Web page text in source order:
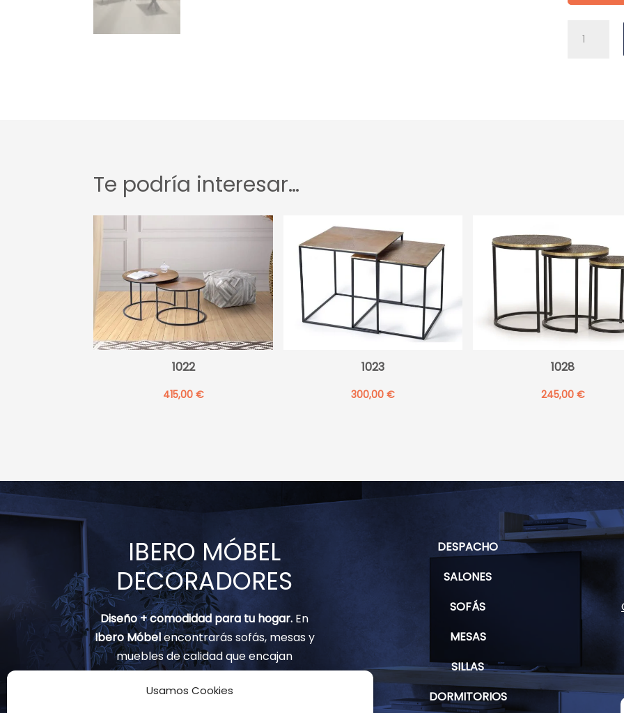
Usamos Cookies
ELAINE
Te podría interesar…
1022
415,00 €
1023
300,00€
1028
245,00 €
IBERO MÓBEL
DECORADORES
Diseño + comodidad para tu hogar. En
Ibero Móbelencontrarás sofás, mesas y
muebles de calidad que encajan
contigo.
DESPACHO
SALONES
SOFÁS
MESAS
SILLAS
DORMITORIOS